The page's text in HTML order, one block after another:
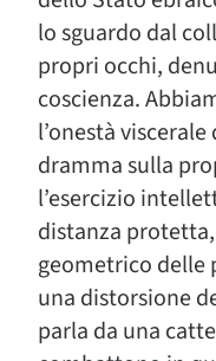
lo sguardo dal
propri occhi,
coscienza.
l’onestà
dramma sulla
l’esercizio
distanza
geometrico delle
una distorsione
parla da una